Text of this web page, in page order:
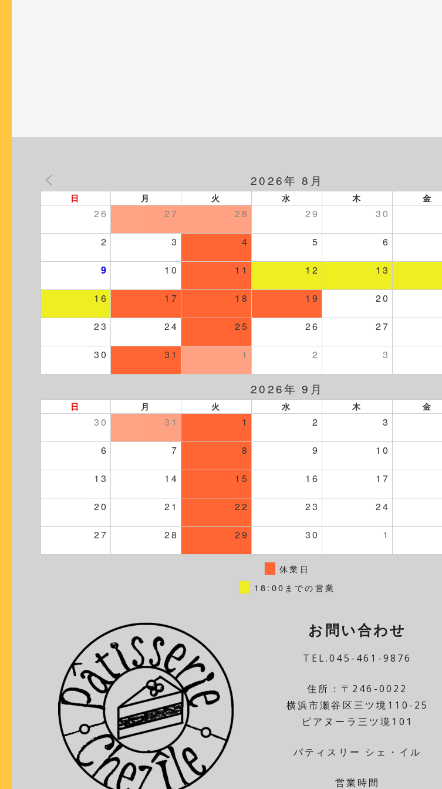
2026年 8月
日 月 火 水 木 金
26 27 28 29 30
2 3 4 5 6
9 10 11 12 13
16 17 18 19 20
23 24 25 26 27
30 31 1 2 3
2026年 9月
日 月 火 水 木 金
30 31 1 2 3
6 7 8 9 10
13 14 15 16 17
20 21 22 23 24
27 28 29 30 1
休業日
18:00までの営業
お問い合わせ
TEL.045-461-9876
住所：〒246-0022
横浜市瀬谷区三ツ境110-25
ピアヌーラ三ツ境101
パティスリー シェ・イル
営業時間